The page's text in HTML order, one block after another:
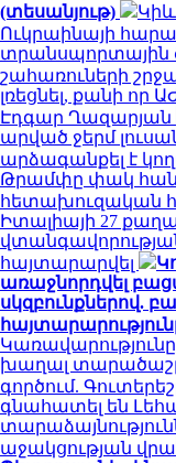
(տեսանյութ)
Ուկրաինայի
տրանսպորտային
շահառուների
լռեցնել, քանի որ
Էդգար Ղազարյան
արված ջերմ
արձագանքել է
Թրամփը փակ
հետախուզական
Իտալիայի 27
հայտարարվել
առաջնորդվել
սկզբունքներով.
խաղալ
գործում.
գնահատել են
աջակցության վրա